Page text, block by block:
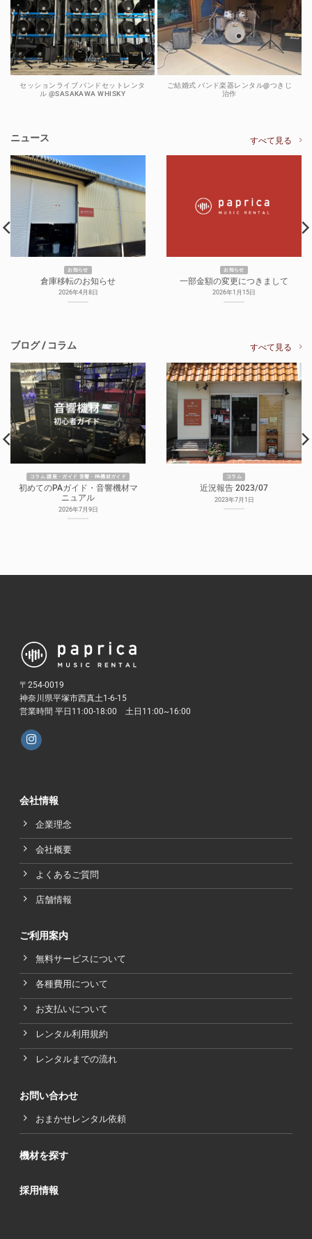
セッションライブ バンドセットレンタ
ル @SASAKAWA WHISKY
ご結婚式 バンド楽器レンタル@つきじ
治作
ニュース すべて見る
お知らせ
倉庫移転のお知らせ
2026年4月8日
お知らせ
一部金額の変更につきまして
2026年1月15日
ブログ / コラム すべて見る
コラム 講座・ガイド 音響・PA機材ガイド
初めてのPAガイド・音響機材マ
ニュアル
2026年7月9日
コラム
近況報告 2023/07
2023年7月1日
〒254-0019
神奈川県平塚市西真土1-6-15
営業時間 平日11:00-18:00 土日11:00~16:00
会社情報
企業理念
会社概要
よくあるご質問
店舗情報
ご利用案内
無料サービスについて
各種費用について
お支払いについて
レンタル利用規約
レンタルまでの流れ
お問い合わせ
おまかせレンタル依頼
機材を探す
採用情報